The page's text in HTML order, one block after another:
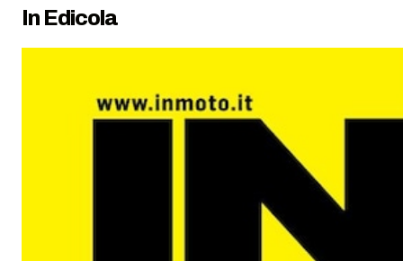
In Edicola